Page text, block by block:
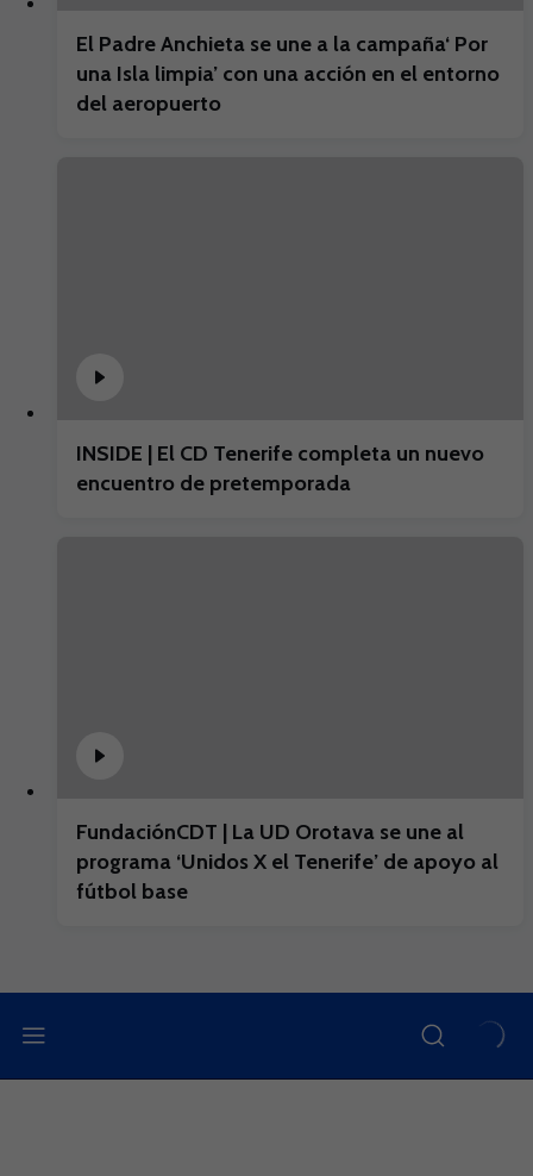
El Padre Anchieta se une a la campaña‘ Por
una Isla limpia’ con una acción en el entorno
del aeropuerto
INSIDE | El CD Tenerife completa un nuevo
encuentro de pretemporada
FundaciónCDT | La UD Orotava se une al
programa ‘Unidos X el Tenerife’ de apoyo al
fútbol base